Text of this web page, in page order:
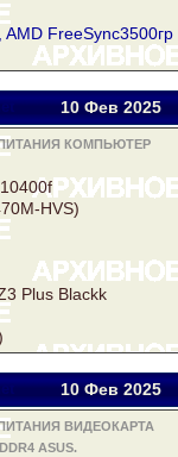
FreeSync3500гр
10 Фев2025
КОМПЬЮТЕР
HVS)
Plus Blackk
10 Фев2025
ВИДЕОКАРТА
ASUS.